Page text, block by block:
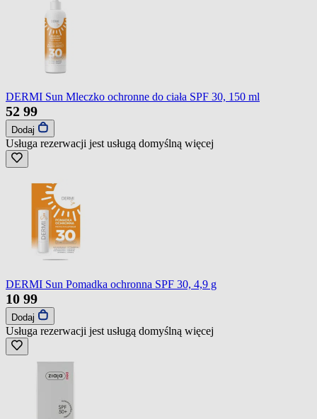
DERMI Sun Mleczko ochronne do ciała SPF 30, 150 ml
52 99
Dodaj
Usługa rezerwacji jest usługą domyślną więcej
DERMI Sun Pomadka ochronna SPF 30, 4,9 g
10 99
Dodaj
Usługa rezerwacji jest usługą domyślną więcej